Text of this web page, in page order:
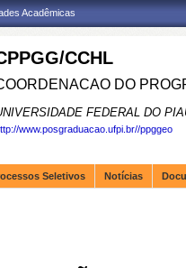
Acadêmicas
CCHL
DO
FEDERAL DO
www.posgraduacao.ufpi.br//ppggeo
Seletivos Notícias